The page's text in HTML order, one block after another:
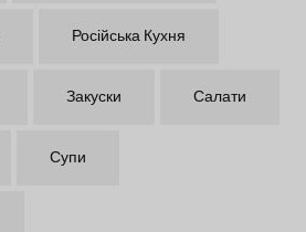
Російська Кухня
Закуски Салати
Супи